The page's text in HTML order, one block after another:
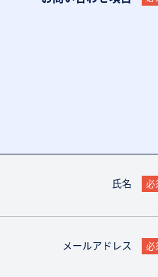
氏名 必
メールアドレス 必